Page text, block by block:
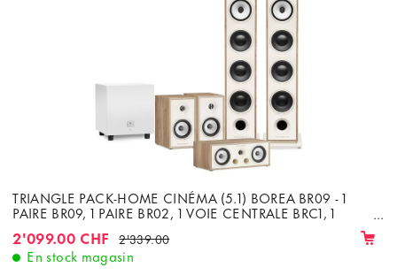
TRIANGLE PACK-HOME CINÉMA (5.1) BOREA BR09 - 1
PAIRE BR09, 1 PAIRE BR02, 1 VOIE CENTRALE BRC1, 1
2'099.00 CHF 2'339.00
En stock magasin